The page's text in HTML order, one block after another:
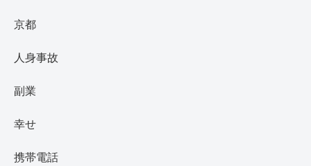
京都
人身事故
副業
幸せ
携帯電話